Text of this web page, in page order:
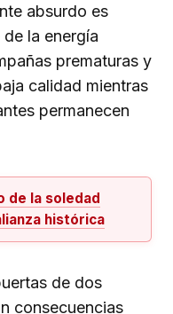
absurdo es
la energía
prematuras y
calidad mientras
permanecen
de la soledad
histórica
de dos
consecuencias